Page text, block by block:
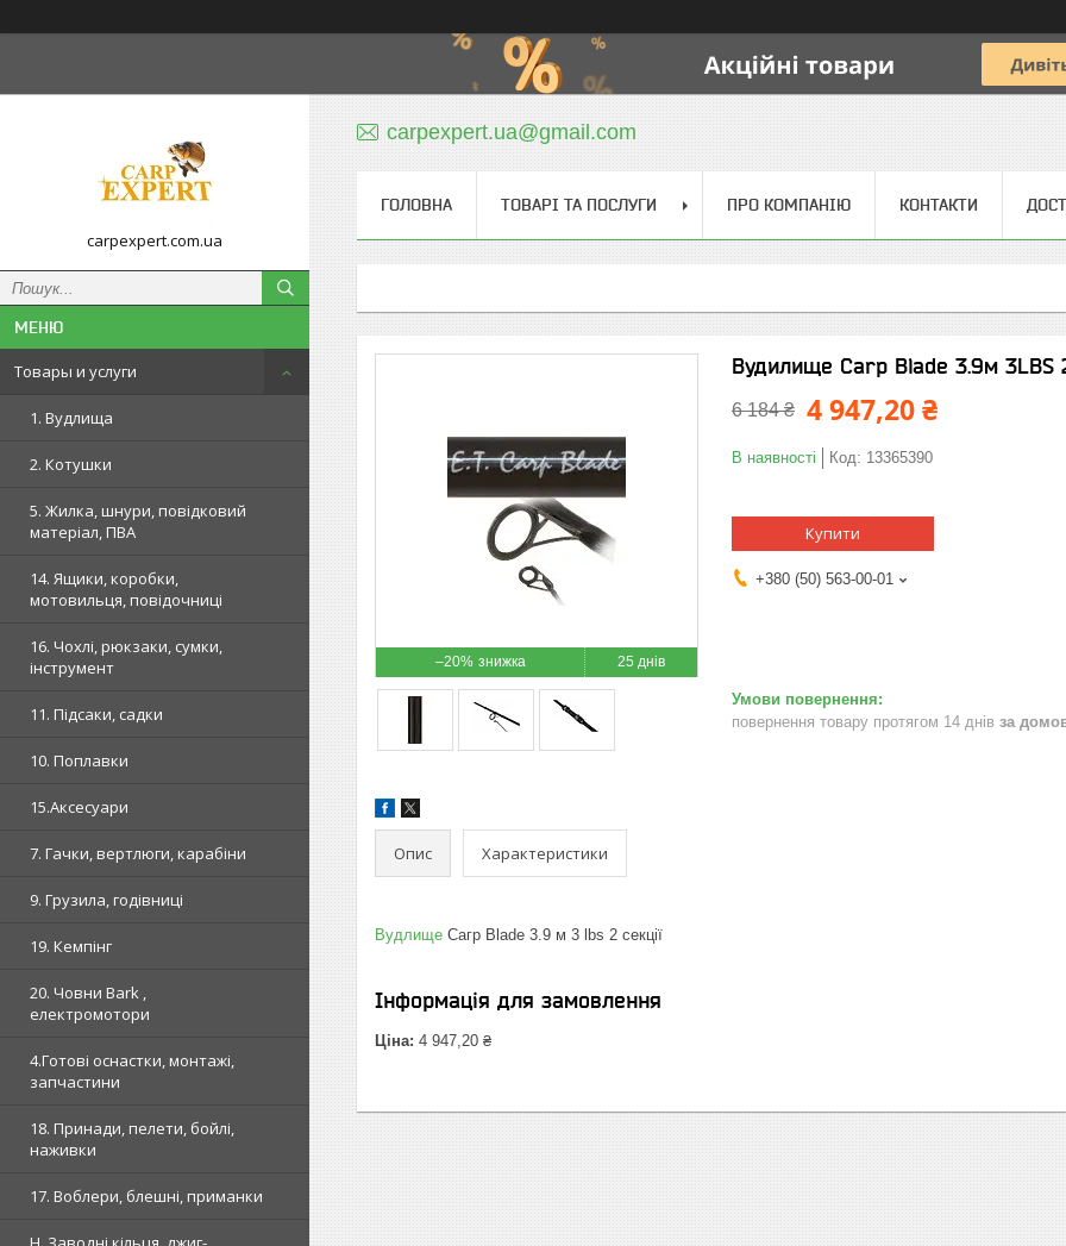
carpexpert.com.ua
Товары и услуги
1. Вудлища
2. Котушки
5. Жилка, шнури, повідковий
матеріал, ПВА
14. Ящики, коробки,
мотовильця, повідочниці
16. Чохлі, рюкзаки, сумки,
інструмент
11. Підсаки, садки
10. Поплавки
15.Аксесуари
7. Гачки, вертлюги, карабіни
9. Грузила, годівниці
19. Кемпінг
20. Човни Bark ,
електромотори
4.Готові оснастки, монтажі,
запчастини
18. Принади, пелети, бойлі,
наживки
17. Воблери, блешні, приманки
carpexpert.ua@gmail.com
ГОЛОВНА ТОВАРІ ТА ПОСЛУГИ ПРО КОМПАНІЮ КОНТАКТИ
–20% 25 днів
Вудилище Сarp Blade 3.9м 3LBS
6 184 ₴ 4 947,20 ₴
В наявності Код: 13365390
Купити
+380 (50) 563-00-01
повернення товару протягом 14 днів за
Опис Характеристики
Вудлище Сагр Blade 3.9 м 3 lbs 2 секції
Інформація для замовлення
Ціна: 4 947,20 ₴